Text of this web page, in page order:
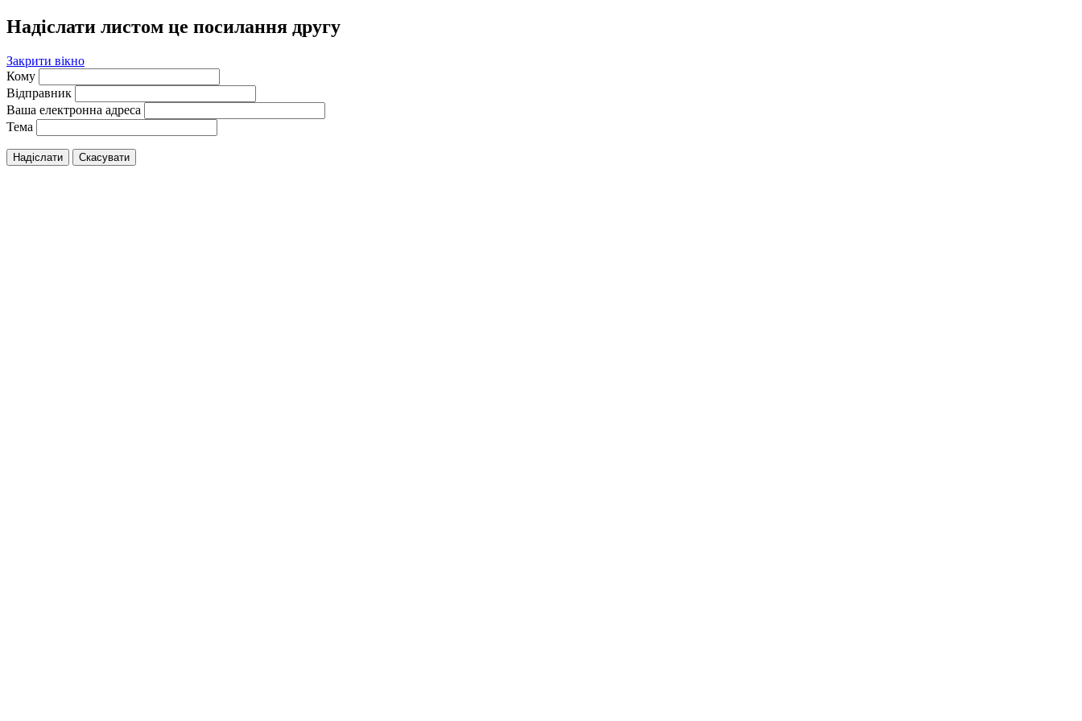
Надіслати листом це посилання другу
Закрити вікно
Кому
Відправник
Ваша електронна адреса
Тема
Надіслати Скасувати